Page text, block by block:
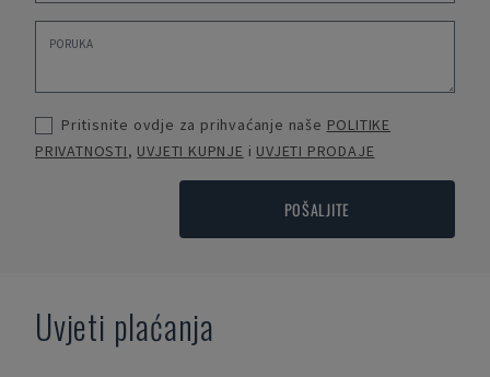
Pritisnite ovdje za prihvaćanje naše POLITIKE
PRIVATNOSTI, UVJETI KUPNJE i UVJETI PRODAJE
POŠALJITE
Uvjeti plaćanja